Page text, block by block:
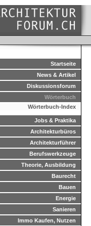
Startseite
News & Artikel
Diskussionsforum
Wörterbuch
Wörterbuch-Index
Jobs & Praktika
Architekturbüros
Architekturführer
Berufswerkzeuge
Theorie, Ausbildung
Baurecht
Bauen
Energie
Sanieren
Immo Kaufen, Nutzen